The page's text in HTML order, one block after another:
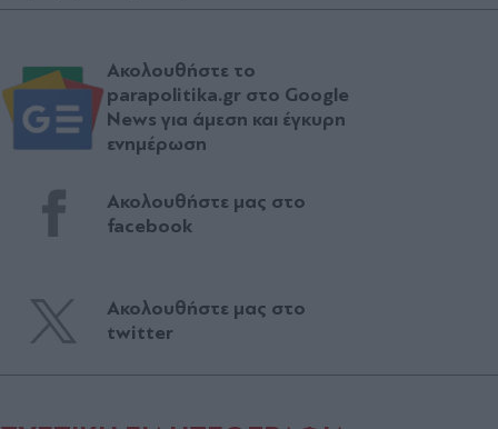
Ακολουθήστε το
parapolitika.gr στο Google
News για άμεση και έγκυρη
ενημέρωση
Ακολουθήστε μας στο
facebook
Ακολουθήστε μας στο
twitter